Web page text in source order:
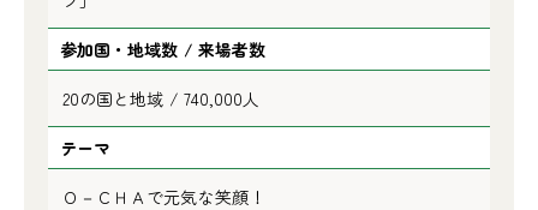
参加国・地域数 / 来場者数
20の国と地域 / 740,000人
テーマ
Ｏ－ＣＨＡで元気な笑顔！